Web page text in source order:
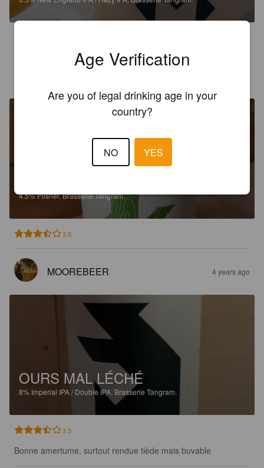
4.5%Pilsner.Brasserie Tangram.
3.5
MOOREBEER 4 years ago
OURS MAL LÉCHÉ
8% Imperial IPA / Double IPA. Brasserie Tangram.
3.5
Bonne amertume, surtout rendue tiède mais buvable
Age Verification
Are you of legal drinking age in your
country?
NO YES